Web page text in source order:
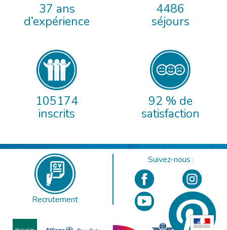
37 ans
d’expérience
4486
séjours
105174
inscrits
92 % de
satisfaction
Recrutement
Suivez-nous :